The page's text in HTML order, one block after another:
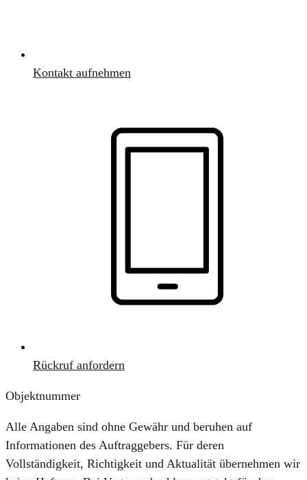
Kontakt aufnehmen
Rückruf anfordern
Objektnummer
Alle Angaben sind ohne Gewähr und beruhen auf
Informationen des Auftraggebers. Für deren
Vollständigkeit, Richtigkeit und Aktualität übernehmen wir